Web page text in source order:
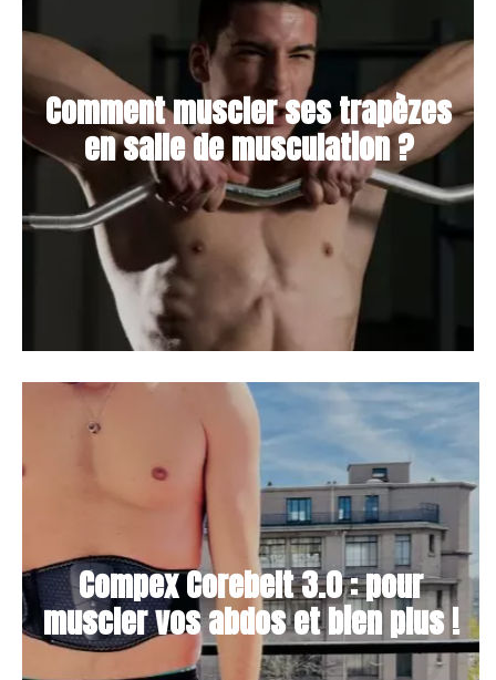
Comment muscler ses trapèzes
en salle de musculation ?
Compex Corebelt 3.0 : pour
muscler vos abdos et bien plus !